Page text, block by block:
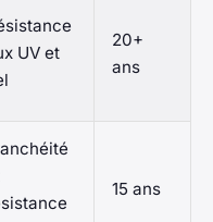
UV et
20+
ans
15 ans